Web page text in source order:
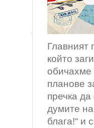
Главният
който
обичахме
планове
пречка
думите
блага!“ и